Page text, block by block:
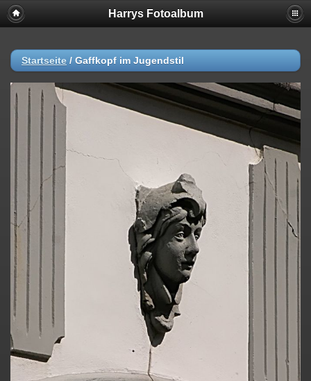
Harrys Fotoalbum
Startseite / Gaffkopf im Jugendstil